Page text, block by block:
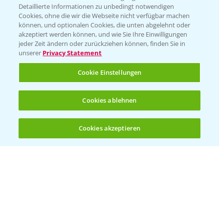
(noch 4)
KONTAKT
Hilfe in Notfällen
T.+49 (0)214/30-20220
Folgen Sie uns
Detaillierte Informationen zu unbedingt notwendigen
Cookies, ohne die wir die Webseite nicht verfügbar machen
können, und optionalen Cookies, die unten abgelehnt oder
akzeptiert werden können, und wie Sie Ihre Einwilligungen
jeder Zeit ändern oder zurückziehen können, finden Sie in
unserer Privacy Statement
Cookie Einstellungen
Cookies ablehnen
Cookies akzeptieren